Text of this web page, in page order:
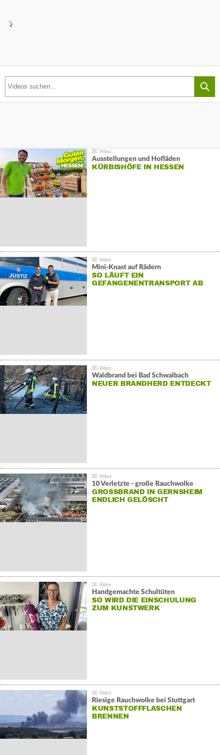
Ausstellungen und Hofläden
KÜRBISHÖFE IN HESSEN
Mini-Knast auf Rädern
SO LÄUFT EIN
GEFANGENENTRANSPORT AB
Waldbrand bei Bad Schwalbach
NEUER BRANDHERD ENTDECKT
10 Verletzte - große Rauchwolke
GROSSBRAND IN GERNSHEIM E
NDLICH GELÖSCHT
Handgemachte Schultüten
SO WIRD DIE EINSCHULUNG
ZUM KUNSTWERK
Riesige Rauchwolke bei Stuttgart
KUNSTSTOFFFLASCHEN
BRENNEN